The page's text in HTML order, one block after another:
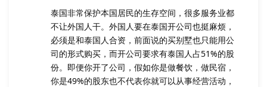
泰国非常保护本国居民的生存空间，很多服务业都
不让外国人干。外国人要在泰国开公司也挺麻烦，
必须是和泰国人合资，前面说的买别墅也只能用公
司的形式购买，而开公司要求有泰国人占51%的股
份。即便你开了公司，假如你是做餐饮，做民宿，
你是49%的股东也不代表你就可以从事经营活动，